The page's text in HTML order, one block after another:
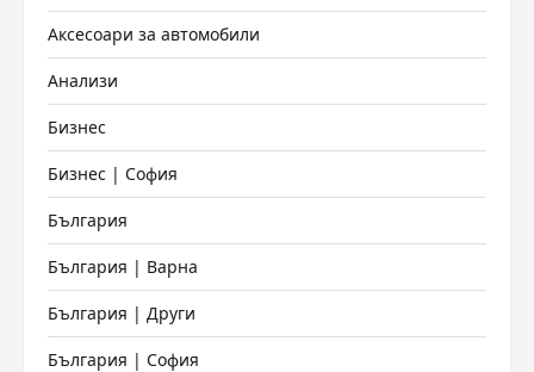
Аксесоари за автомобили
Анализи
Бизнес
Бизнес | София
България
България | Варна
България | Други
България | София